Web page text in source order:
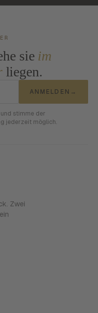
sie im
liegen.
ANMELDEN →
stimme der
jederzeit möglich.
Zwei